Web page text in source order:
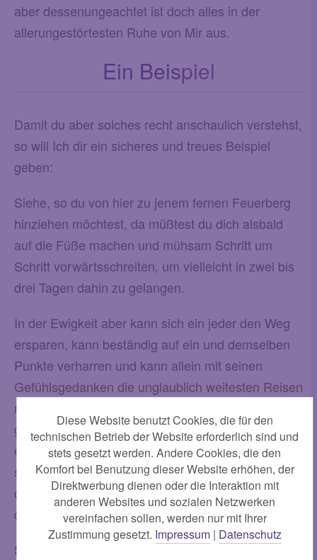
aber dessenungeachtet ist doch alles in der
allerungestörtesten Ruhe von Mir aus.
Ein Beispiel
Damit du aber solches recht anschaulich verstehst,
so will Ich dir ein sicheres und treues Beispiel
geben:
Siehe, so du von hier zu jenem fernen Feuerberg
hinziehen möchtest, da müßtest du dich alsbald
auf die Füße machen und mühsam Schritt um
Schritt vorwärtsschreiten, um vielleicht in zwei bis
drei Tagen dahin zu gelangen.
In der Ewigkeit aber kann sich ein jeder den Weg
ersparen, kann beständig auf ein und demselben
Punkte verharren und kann allein mit seinen
Gefühlsgedanken die unglaublich weitesten Reisen
machen und beim allervollsten Bewußtsein alles
genau beschauen, während sich seine
eigentümliche Person auch nicht um ein Haar von
seiner bestimmten Stelle bewegt und sich somit in
der beständigen, allersüßesten Ruhe befindet, -
das heißt von Mir aus betrachtet.
Siehe, also aber stelle dir die Sache vor, als
Diese Website benutzt Cookies, die für den
technischen Betrieb der Website erforderlich sind und
stets gesetzt werden. Andere Cookies, die den
Komfort bei Benutzung dieser Website erhöhen, der
Direktwerbung dienen oder die Interaktion mit
anderen Websites und sozialen Netzwerken
vereinfachen sollen, werden nur mit Ihrer
Zustimmung gesetzt. Impressum| Datenschutz